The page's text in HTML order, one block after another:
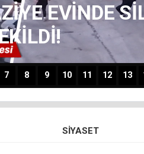
haber
7 8 9 10 11 12 13
SIYASET